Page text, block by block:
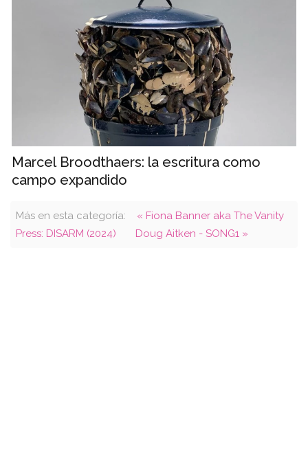
Marcel Broodthaers: la escritura como
campo expandido
Más en esta categoría:
« Fiona Banner aka The Vanity
Press: DISARM (2024)
Doug Aitken - SONG1 »